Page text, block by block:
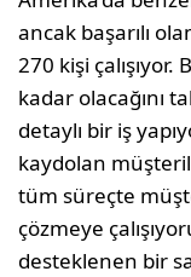
ancak başarılı
270 kişi çalışı­yor.
kadar olacağını
detaylı bir iş
kaydolan
tüm süreçte
çözmeye
desteklenen bir